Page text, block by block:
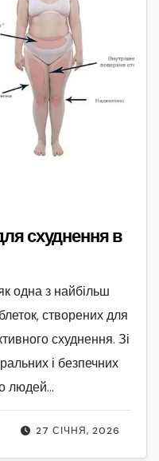
схуднення в
27 СІЧНЯ, 2026
одна з найбільш
створених для
схуднення. Зі
і безпечних
людей…